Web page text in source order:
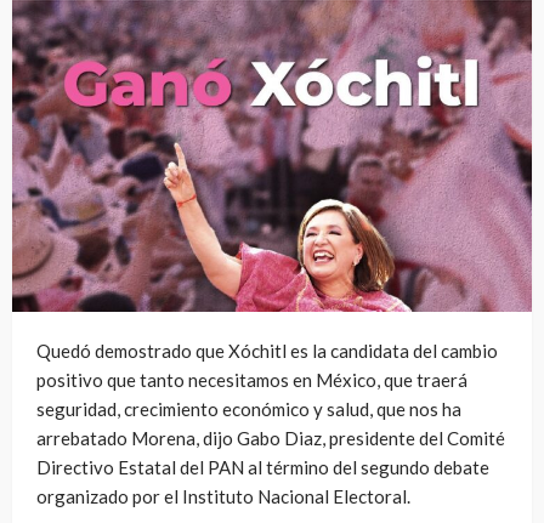
Quedó demostrado que Xóchitl es la candidata del cambio
positivo que tanto necesitamos en México, que traerá
seguridad, crecimiento económico y salud, que nos ha
arrebatado Morena, dijo Gabo Diaz, presidente del Comité
Directivo Estatal del PAN al término del segundo debate
organizado por el Instituto Nacional Electoral.